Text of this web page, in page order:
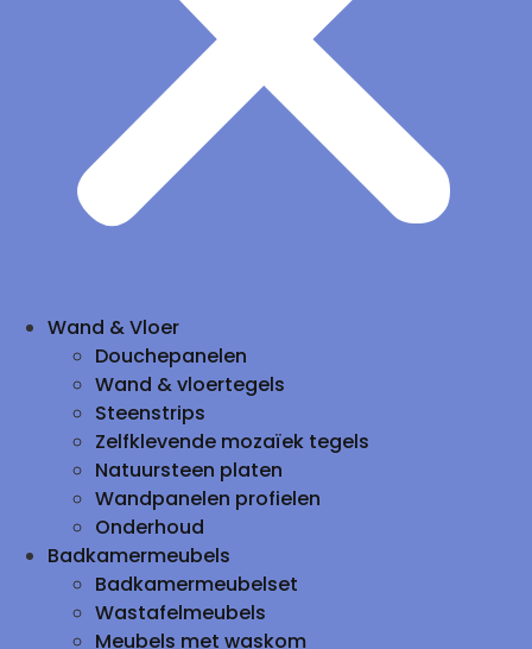
Wand & Vloer
Douchepanelen
Wand & vloertegels
Steenstrips
Zelfklevende mozaïek tegels
Natuursteen platen
Wandpanelen profielen
Onderhoud
Badkamermeubels
Badkamermeubelset
Wastafelmeubels
Meubels met waskom